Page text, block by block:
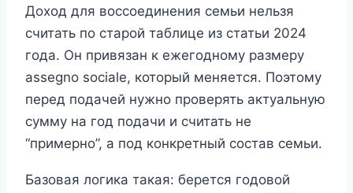
Доход для воссоединения семьи нельзя
считать по старой таблице из статьи 2024
года. Он привязан к ежегодному размеру
assegno sociale, который меняется. Поэтому
перед подачей нужно проверять актуальную
сумму на год подачи и считать не
“примерно”, а под конкретный состав семьи.
Базовая логика такая: берется годовой